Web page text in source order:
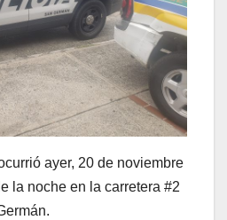
ayer, 20 de noviembre
la noche en la carretera #2